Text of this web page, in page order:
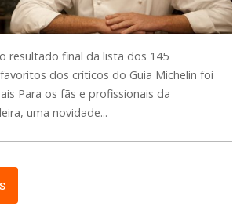
resultado final da lista dos 145
dos críticos do Guia Michelin foi
Para os fãs e profissionais da
uma novidade...